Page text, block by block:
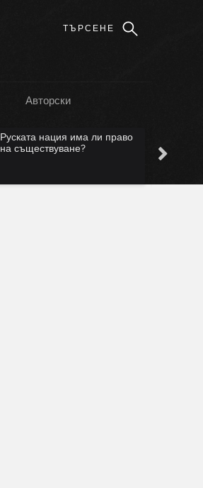
Авторски
Руската нация има ли право
на съществуване?